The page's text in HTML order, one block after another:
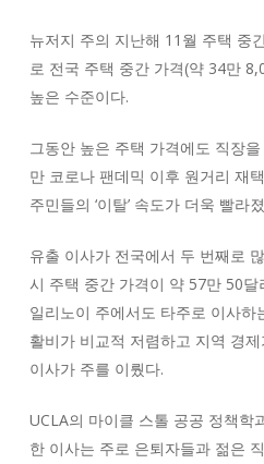
뉴저지 주의 지난해 11월 주택 중
로 전국 주택 중간 가격(약 34만
높은 수준이다.
그동안 높은 주택 가격에도 직장
만 코로나 팬데믹 이후 원거리 재
주민들의 ‘이탈’ 속도가 더욱 빨라
유출 이사가 전국에서 두 번째로
시 주택 중간 가격이 약 57만 50
일리노이 주에서도 타주로 이사하
활비가 비교적 저렴하고 지역 경
이사가 주를 이뤘다.
UCLA의 마이클 스톨 공공 정책학
한 이사는 주로 은퇴자들과 젊은